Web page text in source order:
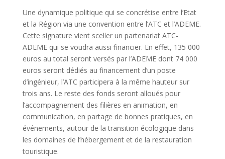
Une dynamique politique qui se concrétise entre l’Etat
et la Région via une convention entre l’ATC et l’ADEME.
Cette signature vient sceller un partenariat ATC-
ADEME qui se voudra aussi financier. En effet, 135 000
euros au total seront versés par l’ADEME dont 74 000
euros seront dédiés au financement d’un poste
d’ingénieur, l’ATC participera à la même hauteur sur
trois ans. Le reste des fonds seront alloués pour
l’accompagnement des filières en animation, en
communication, en partage de bonnes pratiques, en
événements, autour de la transition écologique dans
les domaines de l’hébergement et de la restauration
touristique.